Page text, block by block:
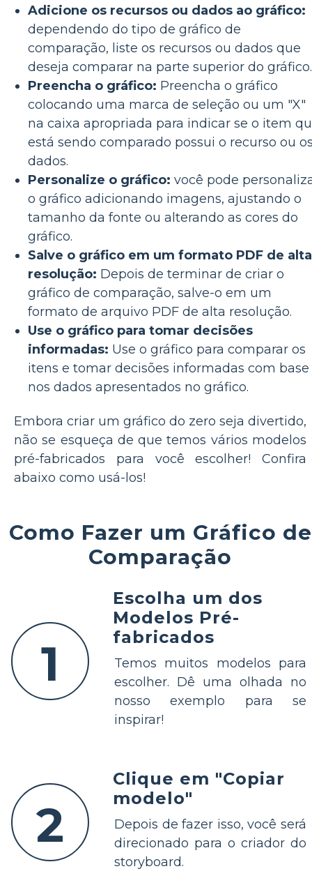
Adicione os recursos ou dados ao gráfico:
dependendo do tipo de gráfico de
comparação, liste os recursos ou dados que
deseja comparar na parte superior do gráfico.
Preencha o gráfico: Preencha o gráfico
colocando uma marca de seleção ou um "X"
na caixa apropriada para indicar se o item
está sendo comparado possui o recurso ou
dados.
Personalize o gráfico: você pode
o gráfico adicionando imagens, ajustando o
tamanho da fonte ou alterando as cores do
gráfico.
Salve o gráfico em um formato PDF de alta
resolução: Depois de terminar de criar o
gráfico de comparação, salve-o em um
formato de arquivo PDF de alta resolução.
Use o gráfico para tomar decisões
informadas: Use o gráfico para comparar os
itens e tomar decisões informadas com base
nos dados apresentados no gráfico.
Embora criar um gráfico do zero seja divertido,
não se esqueça de que temos vários modelos
pré-fabricados para você escolher! Confira
abaixo como usá-los!
Como Fazer um Gráfico de
Comparação
1
Escolha um dos
Modelos Pré-
fabricados
Temos muitos modelos para
escolher. Dê uma olhada no
nosso exemplo para se
inspirar!
2
Clique em "Copiar
modelo"
Depois de fazer isso, você será
direcionado para o criador do
storyboard.